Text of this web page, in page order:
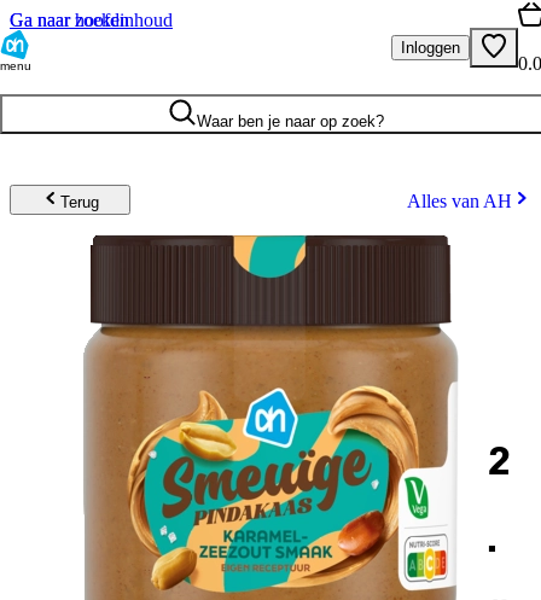
Ga naar hoofdinhoud
Ga naar zoeken
menu
Inloggen
Waar ben je naar op zoek?
Terug Alles van AH
2
.